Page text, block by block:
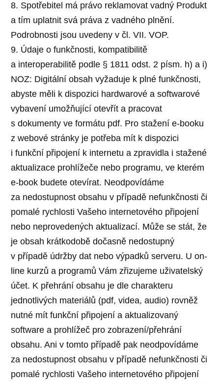
8. Spotřebitel má právo reklamovat vadný Produkt
a tím uplatnit svá práva z vadného plnění.
Podrobnosti jsou uvedeny v čl. VII. VOP.
9. Údaje o funkčnosti, kompatibilitě
a interoperabilitě podle § 1811 odst. 2 písm. h) a i)
NOZ: Digitální obsah vyžaduje k plné funkčnosti,
abyste měli k dispozici hardwarové a softwarové
vybavení umožňující otevřít a pracovat
s dokumenty ve formátu pdf. Pro stažení e-booku
z webové stránky je potřeba mít k dispozici
i funkční připojení k internetu a zpravidla i stažené
aktualizace prohlížeče nebo programu, ve kterém
e-book budete otevírat. Neodpovídáme
za nedostupnost obsahu v případě nefunkčnosti či
pomalé rychlosti Vašeho internetového připojení
nebo neprovedených aktualizací. Může se stát, že
je obsah krátkodobě dočasně nedostupný
v případě údržby dat nebo výpadků serveru. U on-
line kurzů a programů Vám zřizujeme uživatelský
účet. K přehrání obsahu je dle charakteru
jednotlivých materiálů (pdf, videa, audio) rovněž
nutné mít funkční připojení a aktualizovaný
software a prohlížeč pro zobrazení/přehrání
obsahu. Ani v tomto případě pak neodpovídáme
za nedostupnost obsahu v případě nefunkčnosti či
pomalé rychlosti Vašeho internetového připojení